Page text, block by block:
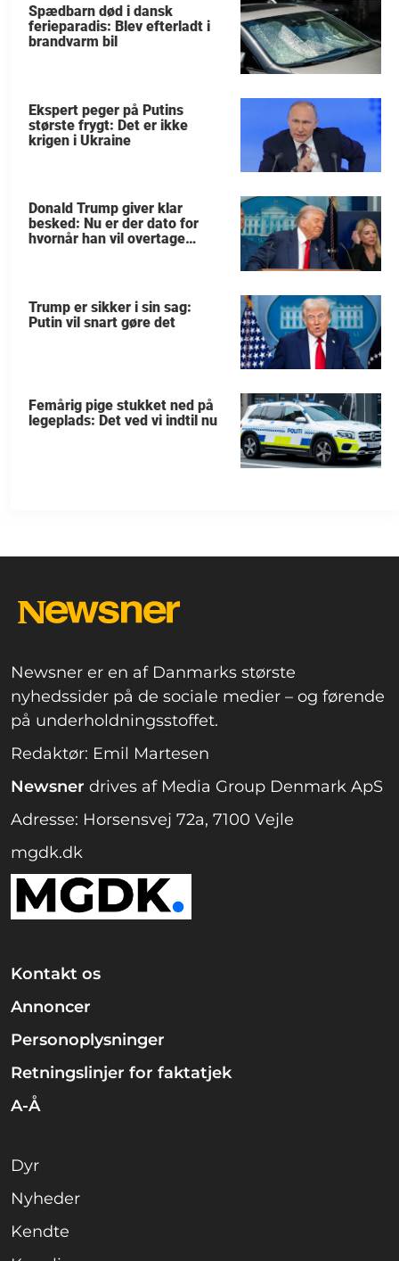
Spædbarn død i dansk
ferieparadis: Blev efterladt i
brandvarm bil
Ekspert peger på Putins
største frygt: Det er ikke
krigen i Ukraine
Donald Trump giver klar
besked: Nu er der dato for
hvornår han vil overtage
Trump er sikker i sin sag:
Putin vil snart gøre det
Femårig pige stukket ned på
legeplads: Det ved vi indtil nu
Newsner er en af Danmarks største
nyhedssider på de sociale medier – og førende
på underholdningsstoffet.
Redaktør: Emil Martesen
Newsner drives af Media Group Denmark ApS
Adresse: Horsensvej 72a, 7100 Vejle
mgdk.dk
Kontakt os
Annoncer
Personoplysninger
Retningslinjer for faktatjek
A-Å
Dyr
Nyheder
Kendte